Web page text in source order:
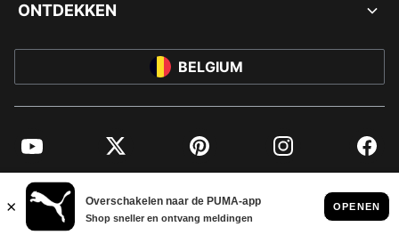
ONTDEKKEN
BELGIUM
YouTube Twitter Pinterest Instagram
© PUMA EUROPE GMBH, 2026. ALLE RECHTEN VOORBEHOUDEN
BEDRIJFSGEGEVENS EN JURIDISCHE GEGEVENS